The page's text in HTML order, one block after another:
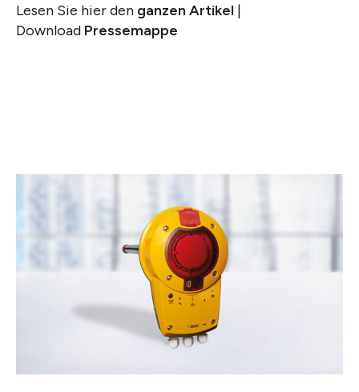
Lesen Sie hier den ganzen Artikel |
Download Pressemappe